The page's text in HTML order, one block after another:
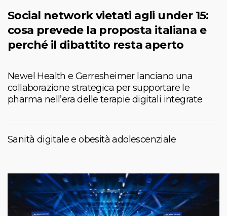
Social network vietati agli under 15:
cosa prevede la proposta italiana e
perché il dibattito resta aperto
Newel Health e Gerresheimer lanciano una
collaborazione strategica per supportare le
pharma nell’era delle terapie digitali integrate
Sanità digitale e obesità adolescenziale